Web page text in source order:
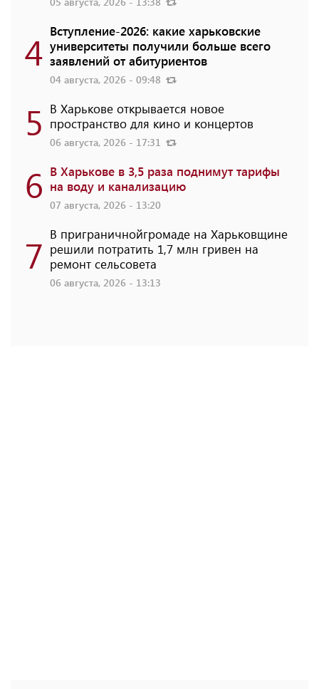
4 Вступление-2026: какие харьковские
университеты получили больше всего
заявлений от абитуриентов
04 августа, 2026 - 09:48
5 В Харькове открывается новое
пространство для кино и концертов
06 августа, 2026 - 17:31
6 В Харькове в 3,5 раза поднимут тарифы
на воду и канализацию
07 августа, 2026 - 13:20
7 В приграничнойгромаде на Харьковщине
решили потратить 1,7 млн ​​гривен на
ремонт сельсовета
06 августа, 2026 - 13:13